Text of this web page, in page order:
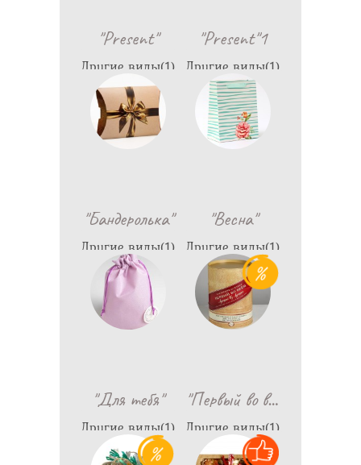
"Present"
Другие виды(1)
499
"Present"1
Другие виды(1)
550
"Бандеролька"
Другие виды(1)
290
"Весна"
Другие виды(1)
790
"Для тебя"
Другие виды(1)
1,199
"Первый во в…
Другие виды(1)
1,522